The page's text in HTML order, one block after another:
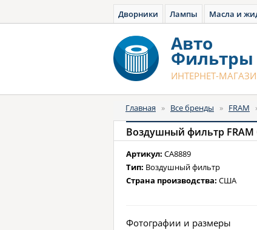
Дворники Лампы Масла и
Авто
Фильтры
ИНТЕРНЕТ-
Главная » Все бренды » FRAM
Воздушный фильтр FRAM
Артикул: CA8889
Тип: Воздушный фильтр
Страна производства: США
Фотографии и размеры